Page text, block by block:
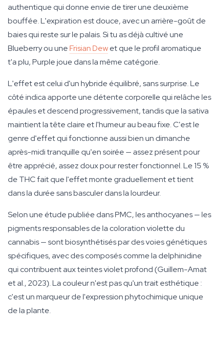
authentique qui donne envie de tirer une deuxième
bouffée. L'expiration est douce, avec un arrière-goût de
baies qui reste sur le palais. Si tu as déjà cultivé une
Blueberry ou uneFrisian Dewet que le profil aromatique
t'a plu, Purple joue dans la même catégorie.
L'effet est celui d'un hybride équilibré, sans surprise. Le
côté indica apporte une détente corporelle qui relâche les
épaules et descend progressivement, tandis que la sativa
maintient la tête claire et l'humeur au beau fixe. C'est le
genre d'effet qui fonctionne aussi bien un dimanche
après-midi tranquille qu'en soirée — assez présent pour
être apprécié, assez doux pour rester fonctionnel. Le 15 %
de THC fait que l'effet monte graduellement et tient
dans la durée sans basculer dans la lourdeur.
Selon une étude publiée dans PMC, les anthocyanes — les
pigments responsables de la coloration violette du
cannabis — sont biosynthétisés par des voies génétiques
spécifiques, avec des composés comme la delphinidine
qui contribuent aux teintes violet profond (Guillem-Amat
et al., 2023). La couleur n'est pas qu'un trait esthétique :
c'est un marqueur de l'expression phytochimique unique
de la plante.